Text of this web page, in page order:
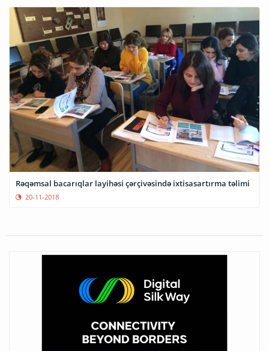
Rəqəmsal bacarıqlar layihəsi çərçivəsində ixtisasartırma təlimi
20-11-2018